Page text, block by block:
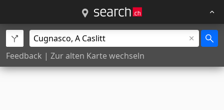
Feedback | Zur alten Karte wechseln